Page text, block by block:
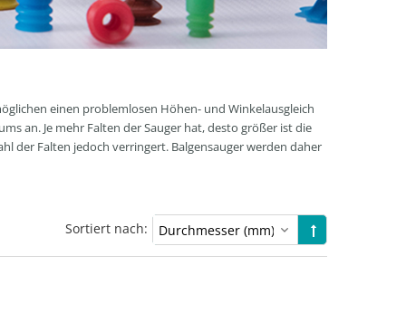
einen problemlosen Höhen- und Winkelausgleich
an. Je mehr Falten der Sauger hat, desto größer ist die
der Falten jedoch verringert. Balgensauger werden daher
Sortiert nach: